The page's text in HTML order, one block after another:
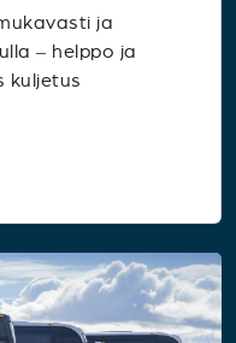
ja
– helppo ja
kuljetus